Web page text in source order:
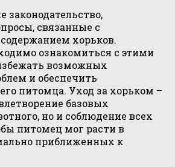
законодательство,
связанные с
хорьков.
ознакомиться с этими
возможных
и обеспечить
питомца. Уход за хорьком –
базовых
но и соблюдение всех
питомец мог расти в
приближенных к